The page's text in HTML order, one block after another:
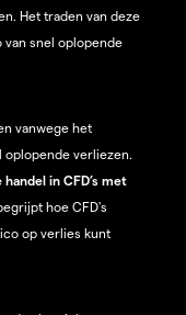
Het traden van deze
snel oplopende
vanwege het
verliezen.
in CFD’s met
hoe CFD's
op verlies kunt